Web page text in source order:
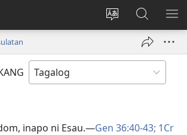
Baguhin
ng
Mag-
log
bubukas
sa
JW.ORG
inapo ni Esau.​—Gen 36:40-43; 1Cr